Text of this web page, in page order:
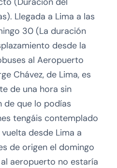
Llegada a Lima a las
30 (La duración
desde la
al Aeropuerto
Chávez, de Lima, es
de una hora sin
de que lo podías
tengáis contemplado
desde Lima a
de origen el domingo
aeropuerto no estaría